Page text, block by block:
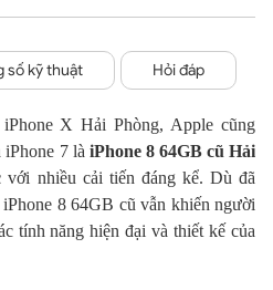
số kỹ thuật Hỏi đáp
X Hải Phòng, Apple cũng
iPhone 7 là iPhone 8 64GB cũ Hải
với nhiều cải tiến đáng kể. Dù đã
8 64GB cũ vẫn khiến người
tính năng hiện đại và thiết kế của